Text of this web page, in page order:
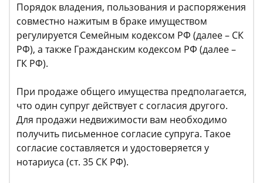
Порядок владения, пользования и распоряжения
совместно нажитым в браке имуществом
регулируется Семейным кодексом РФ (далее – СК
РФ), а также Гражданским кодексом РФ (далее –
ГК РФ).
При продаже общего имущества предполагается,
что один супруг действует с согласия другого.
Для продажи недвижимости вам необходимо
получить письменное согласие супруга. Такое
согласие составляется и удостоверяется у
нотариуса (ст. 35 СК РФ).